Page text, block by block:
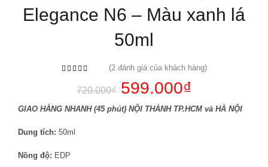
Elegance N6 – Màu xanh lá
50ml
(2đánh giá của khách hàng)
720.000₫ 599.000₫
GIAO HÀNG NHANH (45 phút) NỘI THÀNH TP.HCM và HÀ NỘI
Dung tích: 50ml
Nồng độ: EDP